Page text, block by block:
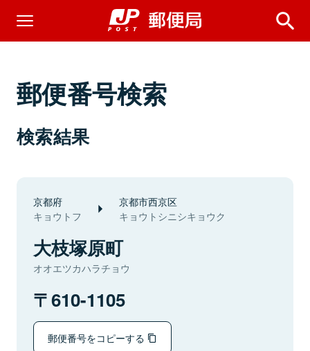
郵便番号検索
検索結果
京都府
キョウトフ
京都市西京区
キョウトシニシキョウク
大枝塚原町
オオエツカハラチョウ
610-1105
郵便番号をコピーする